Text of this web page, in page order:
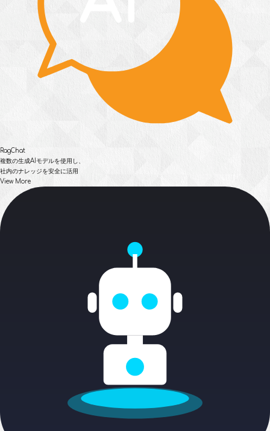
RagChat
複数の生成AIモデルを使用し、
社内のナレッジを安全に活用
View More